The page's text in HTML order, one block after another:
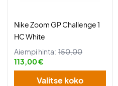
Nike Zoom GP Challenge 1
HC White
Aiempi hinta: 150,00
113,00 €
Valitse koko